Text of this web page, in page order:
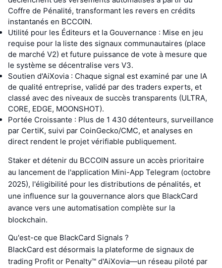
Coffre de Pénalité, transformant les revers en crédits
instantanés en BCCOIN.
Utilité pour les Éditeurs et la Gouvernance : Mise en jeu
requise pour la liste des signaux communautaires (place
de marché V2) et future puissance de vote à mesure que
le système se décentralise vers V3.
Soutien d'AiXovia : Chaque signal est examiné par une IA
de qualité entreprise, validé par des traders experts, et
classé avec des niveaux de succès transparents (ULTRA,
CORE, EDGE, MOONSHOT).
Portée Croissante : Plus de 1 430 détenteurs, surveillance
par CertiK, suivi par CoinGecko/CMC, et analyses en
direct rendent le projet vérifiable publiquement.
Staker et détenir du BCCOIN assure un accès prioritaire
au lancement de l'application Mini-App Telegram (octobre
2025), l'éligibilité pour les distributions de pénalités, et
une influence sur la gouvernance alors que BlackCard
avance vers une automatisation complète sur la
blockchain.
Qu'est-ce que BlackCard Signals ?
BlackCard est désormais la plateforme de signaux de
trading Profit or Penalty™ d'AiXovia—un réseau piloté par